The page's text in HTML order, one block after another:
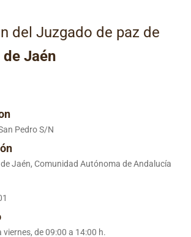
del Juzgado de paz de
de Jaén
Pedro S/N
Jaén, Comunidad Autónoma de Andalucía
viernes, de 09:00 a 14:00 h.